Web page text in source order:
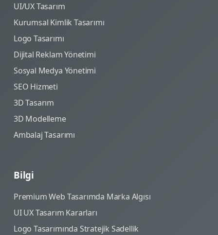
UI/UX Tasarım
Kurumsal Kimlik Tasarımı
Logo Tasarımı
Dijital Reklam Yönetimi
Sosyal Medya Yönetimi
SEO Hizmeti
3D Tasarım
3D Modelleme
Ambalaj Tasarımı
Bilgi
Premium Web Tasarımda Marka Algısı
UI UX Tasarım Kararları
Logo Tasarımında Stratejik Sadellik